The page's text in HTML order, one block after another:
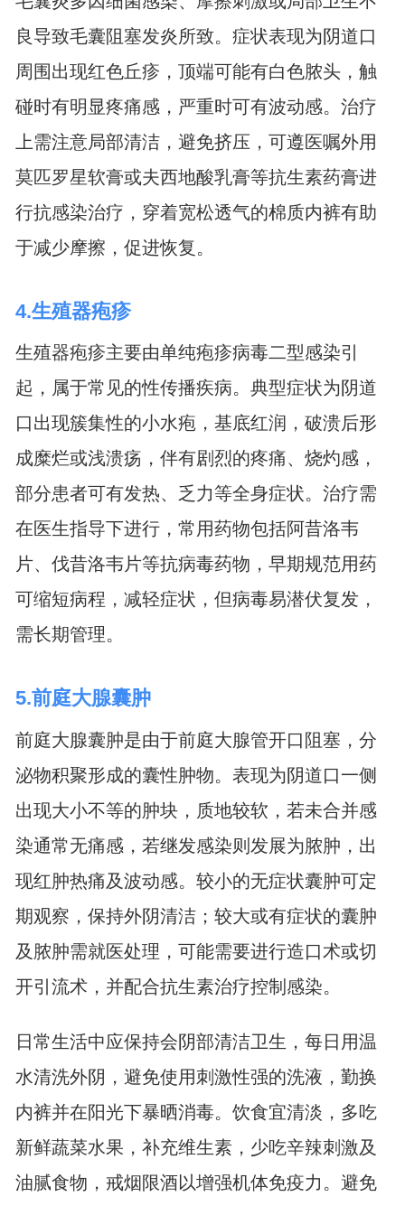
良导致毛囊阻塞发炎所致。症状表现为阴道口
周围出现红色丘疹，顶端可能有白色脓头，触
碰时有明显疼痛感，严重时可有波动感。治疗
上需注意局部清洁，避免挤压，可遵医嘱外用
莫匹罗星软膏或夫西地酸乳膏等抗生素药膏进
行抗感染治疗，穿着宽松透气的棉质内裤有助
于减少摩擦，促进恢复。
4.生殖器疱疹
生殖器疱疹主要由单纯疱疹病毒二型感染引
起，属于常见的性传播疾病。典型症状为阴道
口出现簇集性的小水疱，基底红润，破溃后形
成糜烂或浅溃疡，伴有剧烈的疼痛、烧灼感，
部分患者可有发热、乏力等全身症状。治疗需
在医生指导下进行，常用药物包括阿昔洛韦
片、伐昔洛韦片等抗病毒药物，早期规范用药
可缩短病程，减轻症状，但病毒易潜伏复发，
需长期管理。
5.前庭大腺囊肿
前庭大腺囊肿是由于前庭大腺管开口阻塞，分
泌物积聚形成的囊性肿物。表现为阴道口一侧
出现大小不等的肿块，质地较软，若未合并感
染通常无痛感，若继发感染则发展为脓肿，出
现红肿热痛及波动感。较小的无症状囊肿可定
期观察，保持外阴清洁；较大或有症状的囊肿
及脓肿需就医处理，可能需要进行造口术或切
开引流术，并配合抗生素治疗控制感染。
日常生活中应保持会阴部清洁卫生，每日用温
水清洗外阴，避免使用刺激性强的洗液，勤换
内裤并在阳光下暴晒消毒。饮食宜清淡，多吃
新鲜蔬菜水果，补充维生素，少吃辛辣刺激及
油腻食物，戒烟限酒以增强机体免疫力。避免